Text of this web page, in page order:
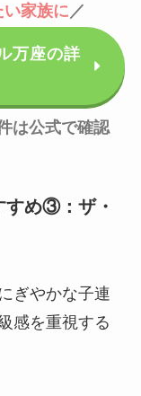
家族に ／
万座の詳
は公式で確認
すめ③：ザ・
ぎやかな子連
感を重視する